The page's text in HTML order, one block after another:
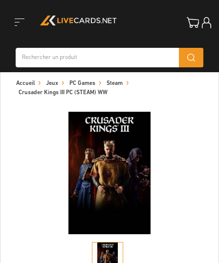
navigation
Accueil Jeux PC Games
Steam
Crusader Kings III PC (STEAM) WW